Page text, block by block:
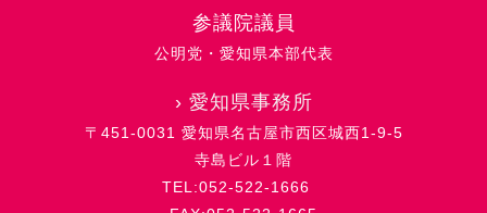
参議院議員
公明党・愛知県本部代表
› 愛知県事務所
〒451-0031 愛知県名古屋市西区城西1-9-5
寺島ビル１階
TEL:052-522-1666